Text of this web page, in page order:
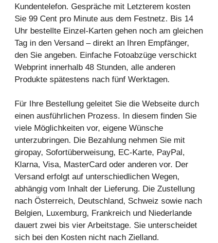
Kundentelefon. Gespräche mit Letzterem kosten
Sie 99 Cent pro Minute aus dem Festnetz. Bis 14
Uhr bestellte Einzel-Karten gehen noch am gleichen
Tag in den Versand – direkt an Ihren Empfänger,
den Sie angeben. Einfache Fotoabzüge verschickt
Webprint innerhalb 48 Stunden, alle anderen
Produkte spätestens nach fünf Werktagen.
Für Ihre Bestellung geleitet Sie die Webseite durch
einen ausführlichen Prozess. In diesem finden Sie
viele Möglichkeiten vor, eigene Wünsche
unterzubringen. Die Bezahlung nehmen Sie mit
giropay, Sofortüberweisung, EC-Karte, PayPal,
Klarna, Visa, MasterCard oder anderen vor. Der
Versand erfolgt auf unterschiedlichen Wegen,
abhängig vom Inhalt der Lieferung. Die Zustellung
nach Österreich, Deutschland, Schweiz sowie nach
Belgien, Luxemburg, Frankreich und Niederlande
dauert zwei bis vier Arbeitstage. Sie unterscheidet
sich bei den Kosten nicht nach Zielland.